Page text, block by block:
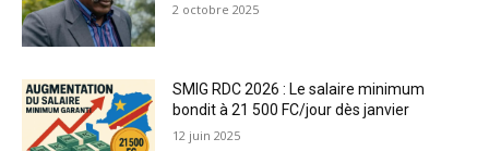
2 octobre 2025
SMIG RDC 2026 : Le salaire minimum
bondit à 21 500 FC/jour dès janvier
12 juin 2025